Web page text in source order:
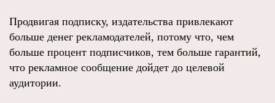
Продвигая подписку, издательства привлекают
больше денег рекламодателей, потому что, чем
больше процент подписчиков, тем больше гарантий,
что рекламное сообщение дойдет до целевой
аудитории.